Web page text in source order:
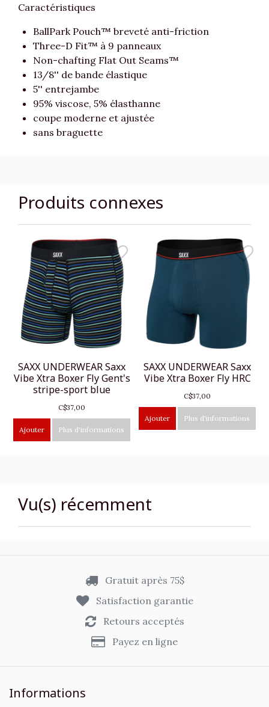
Caractéristiques
BallPark Pouch™ breveté anti-friction
Three-D Fit™ à 9 panneaux
Non-chafting Flat Out Seams™
13/8'' de bande élastique
5'' entrejambe
95% viscose, 5% élasthanne
coupe moderne et ajustée
sans braguette
Produits connexes
SAXX UNDERWEAR Saxx
Vibe Xtra Boxer Fly Gent's
stripe-sport blue
C$37,00
Ajouter Plus d'informations
SAXX UNDERWEAR Saxx
Vibe Xtra Boxer Fly HRC
C$37,00
Ajouter Plus d'informations
Vu(s) récemment
Gratuit après 75$
Satisfaction garantie
Retours acceptés
Payez en ligne
Informations